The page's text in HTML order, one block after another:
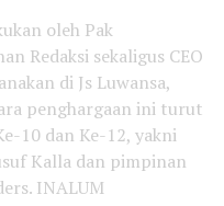
oleh Pak
Redaksi sekaligus CEO
di Js Luwansa,
penghargaan ini turut
10 dan Ke-12, yakni
Kalla dan pimpinan
INALUM